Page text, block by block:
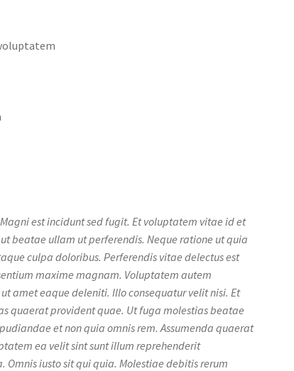
est incidunt sed fugit. Et voluptatem vitae id et
beatae ullam ut perferendis. Neque ratione ut quia
culpa doloribus. Perferendis vitae delectus est
maxime magnam. Voluptatem autem
amet eaque deleniti. Illo consequatur velit nisi. Et
quaerat provident quae. Ut fuga molestias beatae
et non quia omnis rem. Assumenda quaerat
ea velit sint sunt illum reprehenderit
iusto sit qui quia. Molestiae debitis rerum